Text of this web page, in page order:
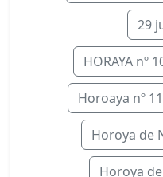
29
HORAYA nº
Horoaya nº
Horoya de
Horoya